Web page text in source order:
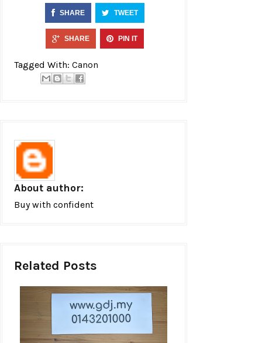
SHARE TWEET
SHARE PIN IT
Tagged With: Canon
About author:
Buy with confident
Related Posts